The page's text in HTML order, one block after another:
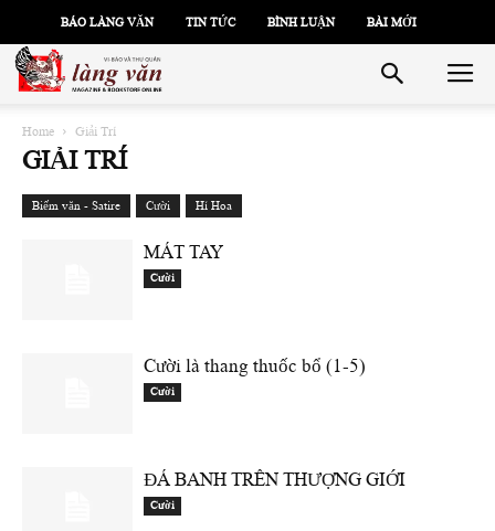
BÁO LÀNG VĂN TIN TỨC BÌNH LUẬN BÀI MỚI
Home Giải Trí
GIẢI TRÍ
Biếm văn - Satire Cười Hí Hoa
MÁT TAY
Cười
Cười là thang thuốc bổ (1-5)
Cười
ĐÁ BANH TRÊN THƯỢNG GIỚI
Cười